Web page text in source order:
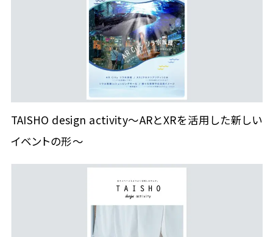
TAISHO design activity～ARとXRを活用した新しい
イベントの形～